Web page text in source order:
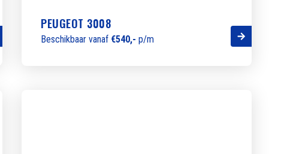
PEUGEOT 3008
Beschikbaar vanaf €540,- p/m